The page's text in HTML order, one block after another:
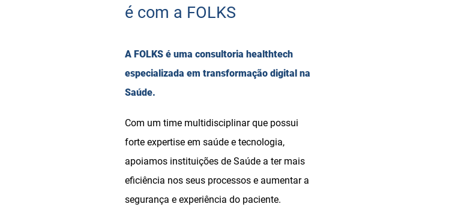
é com a FOLKS
A FOLKS é uma consultoria healthtech
especializada em transformação digital na
Saúde.
Com um time multidisciplinar que possui
forte expertise em saúde e tecnologia,
apoiamos instituições de Saúde a ter mais
eficiência nos seus processos e aumentar a
segurança e experiência do paciente.